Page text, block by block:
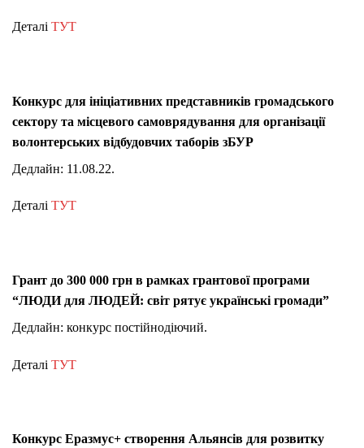
Деталі ТУТ
Конкурс для ініціативних представників громадського
сектору та місцевого самоврядування для організації
волонтерських відбудовчих таборів зБУР
Дедлайн: 11.08.22.
Деталі ТУТ
Грант до 300 000 грн в рамках грантової програми
“ЛЮДИ для ЛЮДЕЙ: світ рятує українські громади”
Дедлайн: конкурс постійнодіючий.
Деталі ТУТ
Конкурс Еразмус+ створення Альянсів для розвитку